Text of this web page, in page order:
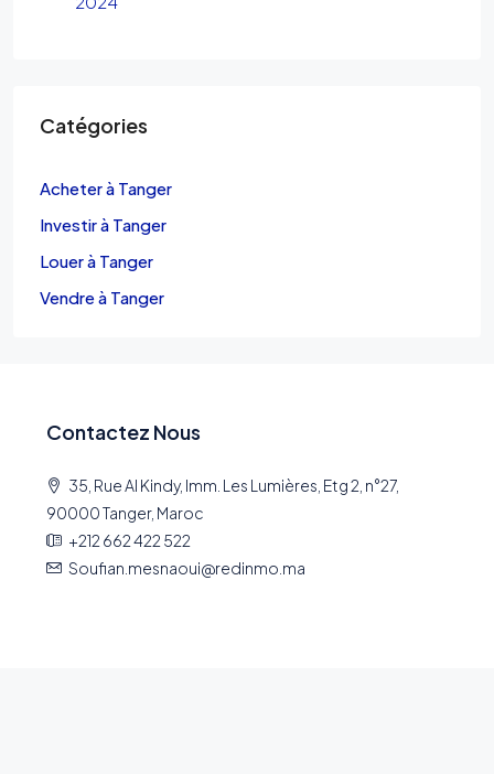
Catégories
Acheter à Tanger
Investir à Tanger
Louer à Tanger
Vendre à Tanger
Contactez Nous
35, Rue Al Kindy, Imm. Les Lumières, Etg 2, n°27,
90000 Tanger, Maroc
+212 662 422 522
Soufian.mesnaoui@redinmo.ma